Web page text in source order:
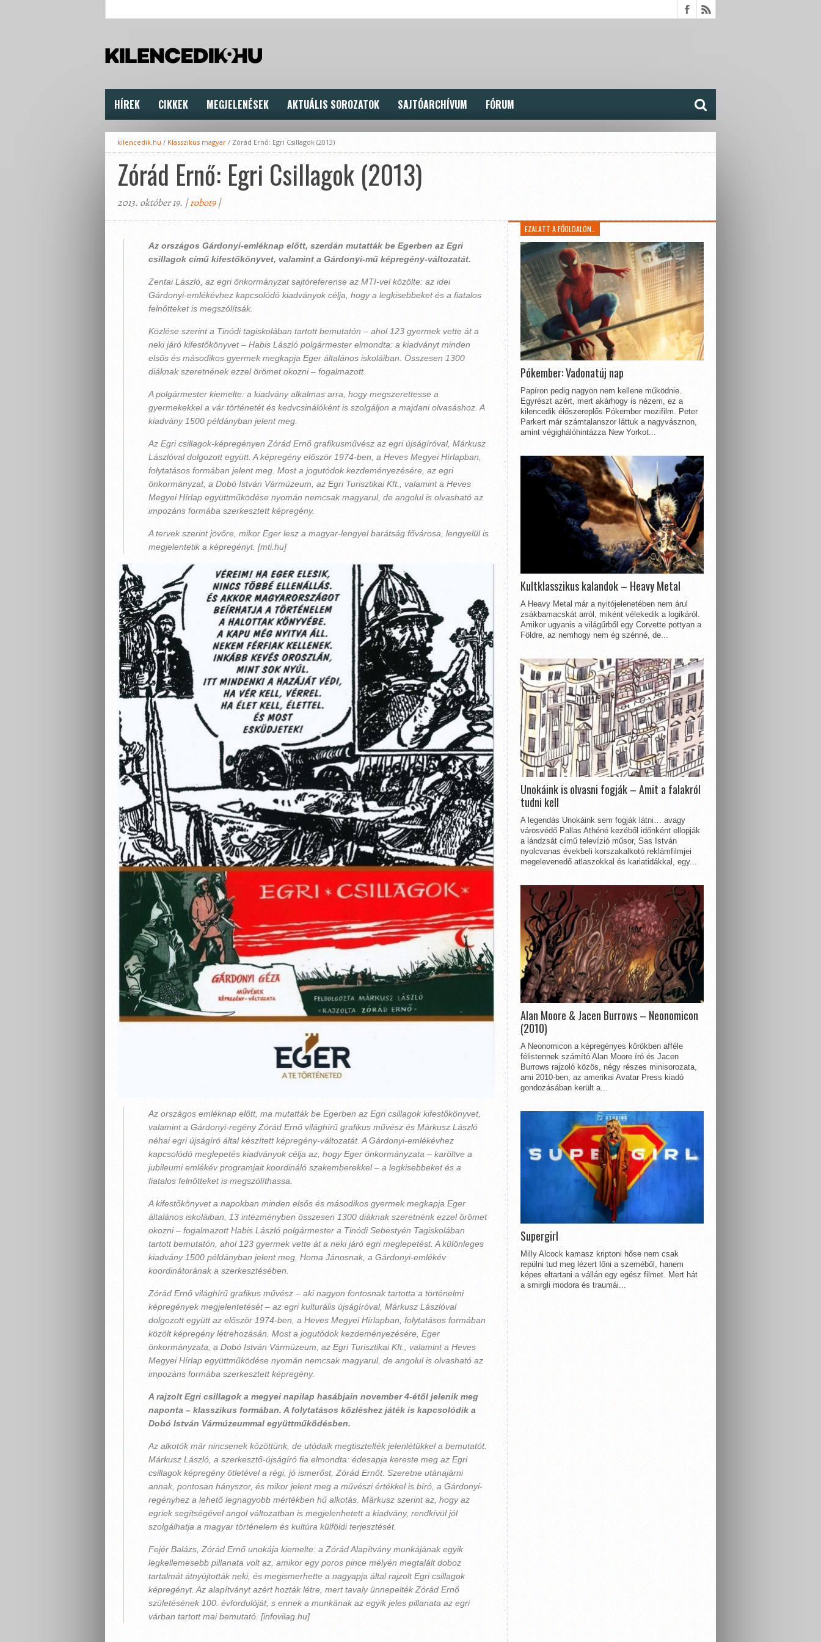
HÍREK CIKKEK MEGJELENÉSEK AKTUÁLIS SOROZATOK SAJTÓARCHÍVUM FÓRUM
kilencedik.hu / Klasszikus magyar / Zórád Ernő: Egri Csillagok (2013)
Zórád Ernő: Egri Csillagok (2013)
2013. október 19. |robot9|
Az országos Gárdonyi-emléknap előtt, szerdán mutatták be Egerben az Egri
csillagok című kifestőkönyvet, valamint a Gárdonyi-mű képregény-változatát.
Zentai László, az egri önkormányzat sajtóreferense az MTI-vel közölte: az idei
Gárdonyi-emlékévhez kapcsolódó kiadványok célja, hogy a legkisebbeket és a fiatalos
felnőtteket is megszólítsák.
Közlése szerint a Tinódi tagiskolában tartott bemutatón – ahol 123 gyermek vette át a
neki járó kifestőkönyvet – Habis László polgármester elmondta: a kiadványt minden
elsős és másodikos gyermek megkapja Eger általános iskoláiban. Összesen 1300
diáknak szeretnének ezzel örömet okozni – fogalmazott.
A polgármester kiemelte: a kiadvány alkalmas arra, hogy megszerettesse a
gyermekekkel a vár történetét és kedvcsinálóként is szolgáljon a majdani olvasáshoz. A
kiadvány 1500 példányban jelent meg.
Az Egri csillagok-képregényen Zórád Ernő grafikusművész az egri újságíróval, Márkusz
Lászlóval dolgozott együtt. A képregény először 1974-ben, a Heves Megyei Hírlapban,
folytatásos formában jelent meg. Most a jogutódok kezdeményezésére, az egri
önkormányzat, a Dobó István Vármúzeum, az Egri Turisztikai Kft., valamint a Heves
Megyei Hírlap együttműködése nyomán nemcsak magyarul, de angolul is olvasható az
impozáns formába szerkesztett képregény.
A tervek szerint jövőre, mikor Eger lesz a magyar-lengyel barátság fővárosa, lengyelül is
megjelentetik a képregényt. [mti.hu]
Az országos emléknap előtt, ma mutatták be Egerben az Egri csillagok kifestőkönyvet,
valamint a Gárdonyi-regény Zórád Ernő világhírű grafikus művész és Márkusz László
néhai egri újságíró által készített képregény-változatát. A Gárdonyi-emlékévhez
kapcsolódó meglepetés kiadványok célja az, hogy Eger önkormányzata – karöltve a
jubileumi emlékév programjait koordináló szakemberekkel – a legkisebbeket és a
fiatalos felnőtteket is megszólíthassa.
A kifestőkönyvet a napokban minden elsős és másodikos gyermek megkapja Eger
általános iskoláiban, 13 intézményben összesen 1300 diáknak szeretnénk ezzel örömet
okozni – fogalmazott Habis László polgármester a Tinódi Sebestyén Tagiskolában
tartott bemutatón, ahol 123 gyermek vette át a neki járó egri meglepetést. A különleges
kiadvány 1500 példányban jelent meg, Homa Jánosnak, a Gárdonyi-emlékév
koordinátorának a szerkesztésében.
Zórád Ernő világhírű grafikus művész – aki nagyon fontosnak tartotta a történelmi
képregények megjelentetését – az egri kulturális újságíróval, Márkusz Lászlóval
dolgozott együtt az először 1974-ben, a Heves Megyei Hírlapban, folytatásos formában
közölt képregény létrehozásán. Most a jogutódok kezdeményezésére, Eger
önkormányzata, a Dobó István Vármúzeum, az Egri Turisztikai Kft., valamint a Heves
Megyei Hírlap együttműködése nyomán nemcsak magyarul, de angolul is olvasható az
impozáns formába szerkesztett képregény.
A rajzolt Egri csillagok a megyei napilap hasábjain november 4-étől jelenik meg
naponta – klasszikus formában. A folytatásos közléshez játék is kapcsolódik a
Dobó István Vármúzeummal együttműködésben.
Az alkotók már nincsenek közöttünk, de utódaik megtisztelték jelenlétükkel a bemutatót.
Márkusz László, a szerkesztő-újságíró fia elmondta: édesapja kereste meg az Egri
csillagok képregény ötletével a régi, jó ismerőst, Zórád Ernőt. Szeretne utánajárni
annak, pontosan hányszor, és mikor jelent meg a művészi értékkel is bíró, a Gárdonyi-
regényhez a lehető legnagyobb mértékben hű alkotás. Márkusz szerint az, hogy az
egriek segítségével angol változatban is megjelenhetett a kiadvány, rendkívül jól
szolgálhatja a magyar történelem és kultúra külföldi terjesztését.
Fejér Balázs, Zórád Ernő unokája kiemelte: a Zórád Alapítvány munkájának egyik
legkellemesebb pillanata volt az, amikor egy poros pince mélyén megtalált doboz
tartalmát átnyújtották neki, és megismerhette a nagyapja által rajzolt Egri csillagok
képregényt. Az alapítványt azért hozták létre, mert tavaly ünnepelték Zórád Ernő
születésének 100. évfordulóját, s ennek a munkának az egyik jeles pillanata az egri
várban tartott mai bemutató. [infovilag.hu]
EZALATT A FŐOLDALON…
Pókember: Vadonatúj nap
Papíron pedig nagyon nem kellene működnie.
Egyrészt azért, mert akárhogy is nézem, ez a
kilencedik élőszereplős Pókember mozifilm. Peter
Parkert már számtalanszor láttuk a nagyvásznon,
amint végighálóhintázza New Yorkot...
Kultklasszikus kalandok – Heavy Metal
A Heavy Metal már a nyitójelenetében nem árul
zsákbamacskát arról, miként vélekedik a logikáról.
Amikor ugyanis a világűrből egy Corvette pottyan a
Földre, az nemhogy nem ég szénné, de...
Unokáink is olvasni fogják – Amit a falakról
tudni kell
A legendás Unokáink sem fogják látni… avagy
városvédő Pallas Athéné kezéből időnként ellopják
a lándzsát című televízió műsor, Sas István
nyolcvanas évekbeli korszakalkotó reklámfilmjei
megelevenedő atlaszokkal és kariatidákkal, egy...
Alan Moore & Jacen Burrows – Neonomicon
(2010)
A Neonomicon a képregényes körökben afféle
félistennek számító Alan Moore író és Jacen
Burrows rajzoló közös, négy részes minisorozata,
ami 2010-ben, az amerikai Avatar Press kiadó
gondozásában került a...
Supergirl
Milly Alcock kamasz kriptoni hőse nem csak
repülni tud meg lézert lőni a szeméből, hanem
képes eltartani a vállán egy egész filmet. Mert hát
a smirgli modora és traumái...